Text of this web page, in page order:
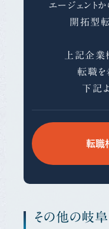
エージェント
開拓型転
上記企業
転職を
下記よ
転職
その他の岐